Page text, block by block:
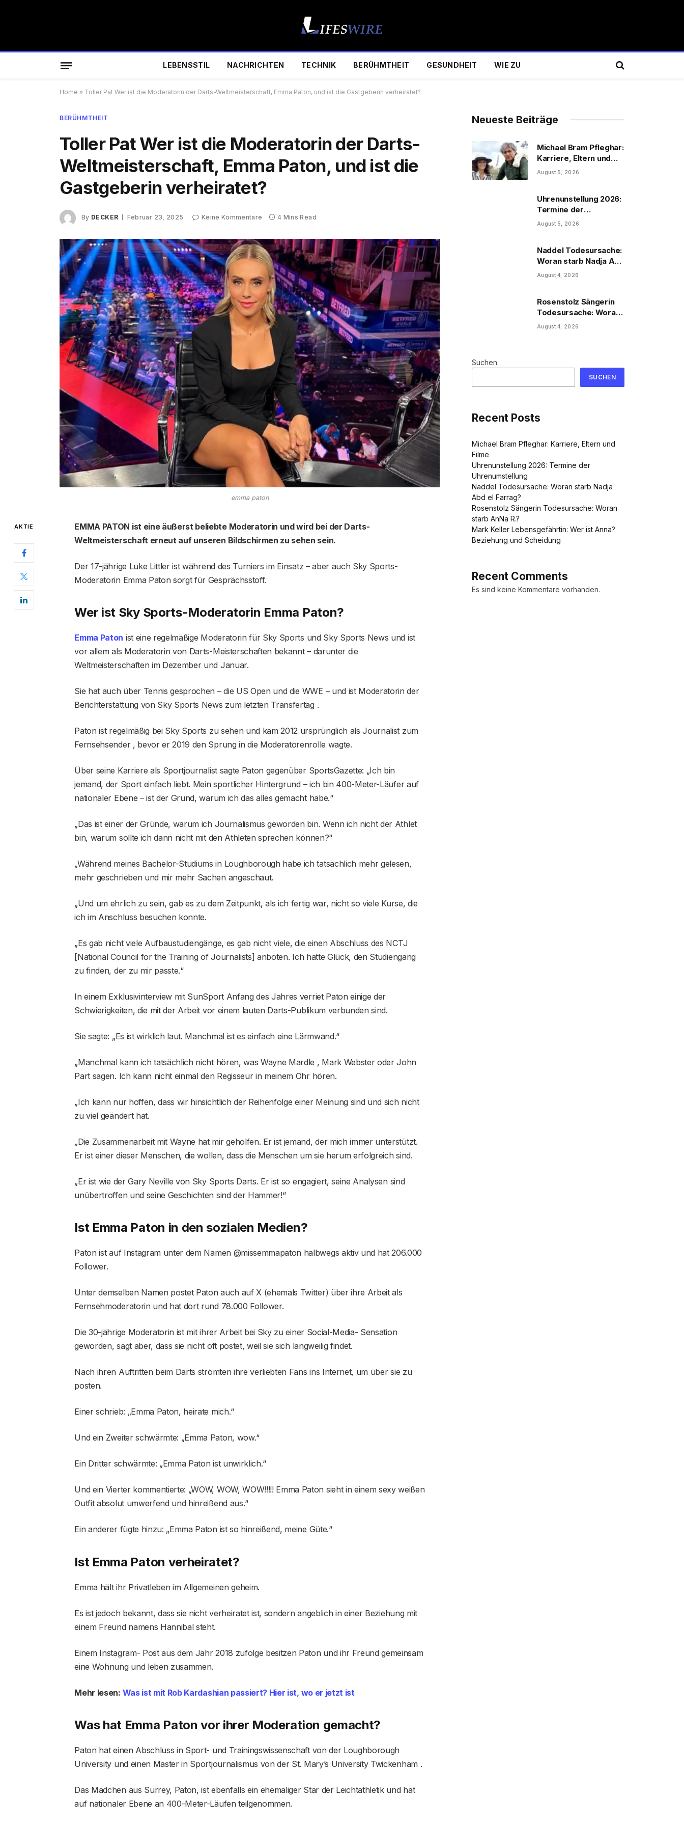
LEBENSSTIL NACHRICHTEN TECHNIK BERÜHMTHEIT GESUNDHEIT WIE ZU
Home » Toller Pat Wer ist die Moderatorin der Darts-Weltmeisterschaft, Emma Paton, und ist die Gastgeberin verheiratet?
BERÜHMTHEIT
Toller Pat Wer ist die Moderatorin der Darts-
Weltmeisterschaft, Emma Paton, und ist die
Gastgeberin verheiratet?
By DECKER Februar 23, 2025 Keine Kommentare 4 Mins Read
emma paton
AKTIE
EMMA PATON ist eine äußerst beliebte Moderatorin und wird bei der Darts-
Weltmeisterschaft erneut auf unseren Bildschirmen zu sehen sein.
Der 17-jährige Luke Littler ist während des Turniers im Einsatz – aber auch Sky Sports-
Moderatorin Emma Paton sorgt für Gesprächsstoff.
Wer ist Sky Sports-Moderatorin Emma Paton?
Emma Paton ist eine regelmäßige Moderatorin für Sky Sports und Sky Sports News und ist
vor allem als Moderatorin von Darts-Meisterschaften bekannt – darunter die
Weltmeisterschaften im Dezember und Januar.
Sie hat auch über Tennis gesprochen – die US Open und die WWE – und ist Moderatorin der
Berichterstattung von Sky Sports News zum letzten Transfertag .
Paton ist regelmäßig bei Sky Sports zu sehen und kam 2012 ursprünglich als Journalist zum
Fernsehsender , bevor er 2019 den Sprung in die Moderatorenrolle wagte.
Über seine Karriere als Sportjournalist sagte Paton gegenüber SportsGazette: „Ich bin
jemand, der Sport einfach liebt. Mein sportlicher Hintergrund – ich bin 400-Meter-Läufer auf
nationaler Ebene – ist der Grund, warum ich das alles gemacht habe.“
„Das ist einer der Gründe, warum ich Journalismus geworden bin. Wenn ich nicht der Athlet
bin, warum sollte ich dann nicht mit den Athleten sprechen können?“
„Während meines Bachelor-Studiums in Loughborough habe ich tatsächlich mehr gelesen,
mehr geschrieben und mir mehr Sachen angeschaut.
„Und um ehrlich zu sein, gab es zu dem Zeitpunkt, als ich fertig war, nicht so viele Kurse, die
ich im Anschluss besuchen konnte.
„Es gab nicht viele Aufbaustudiengänge, es gab nicht viele, die einen Abschluss des NCTJ
[National Council for the Training of Journalists] anboten. Ich hatte Glück, den Studiengang
zu finden, der zu mir passte.“
In einem Exklusivinterview mit SunSport Anfang des Jahres verriet Paton einige der
Schwierigkeiten, die mit der Arbeit vor einem lauten Darts-Publikum verbunden sind.
Sie sagte: „Es ist wirklich laut. Manchmal ist es einfach eine Lärmwand.“
„Manchmal kann ich tatsächlich nicht hören, was Wayne Mardle , Mark Webster oder John
Part sagen. Ich kann nicht einmal den Regisseur in meinem Ohr hören.
„Ich kann nur hoffen, dass wir hinsichtlich der Reihenfolge einer Meinung sind und sich nicht
zu viel geändert hat.
„Die Zusammenarbeit mit Wayne hat mir geholfen. Er ist jemand, der mich immer unterstützt.
Er ist einer dieser Menschen, die wollen, dass die Menschen um sie herum erfolgreich sind.
„Er ist wie der Gary Neville von Sky Sports Darts. Er ist so engagiert, seine Analysen sind
unübertroffen und seine Geschichten sind der Hammer!“
Ist Emma Paton in den sozialen Medien?
Paton ist auf Instagram unter dem Namen @missemmapaton halbwegs aktiv und hat 206.000
Follower.
Unter demselben Namen postet Paton auch auf X (ehemals Twitter) über ihre Arbeit als
Fernsehmoderatorin und hat dort rund 78.000 Follower.
Die 30-jährige Moderatorin ist mit ihrer Arbeit bei Sky zu einer Social-Media- Sensation
geworden, sagt aber, dass sie nicht oft postet, weil sie sich langweilig findet.
Nach ihren Auftritten beim Darts strömten ihre verliebten Fans ins Internet, um über sie zu
posten.
Einer schrieb: „Emma Paton, heirate mich.“
Und ein Zweiter schwärmte: „Emma Paton, wow.“
Ein Dritter schwärmte: „Emma Paton ist unwirklich.“
Und ein Vierter kommentierte: „WOW, WOW, WOW!!!!! Emma Paton sieht in einem sexy weißen
Outfit absolut umwerfend und hinreißend aus.“
Ein anderer fügte hinzu: „Emma Paton ist so hinreißend, meine Güte.“
Ist Emma Paton verheiratet?
Emma hält ihr Privatleben im Allgemeinen geheim.
Es ist jedoch bekannt, dass sie nicht verheiratet ist, sondern angeblich in einer Beziehung mit
einem Freund namens Hannibal steht.
Einem Instagram- Post aus dem Jahr 2018 zufolge besitzen Paton und ihr Freund gemeinsam
eine Wohnung und leben zusammen.
Mehr lesen: Was ist mit Rob Kardashian passiert? Hier ist, wo er jetzt ist
Was hat Emma Paton vor ihrer Moderation gemacht?
Paton hat einen Abschluss in Sport- und Trainingswissenschaft von der Loughborough
University und einen Master in Sportjournalismus von der St. Mary’s University Twickenham .
Das Mädchen aus Surrey, Paton, ist ebenfalls ein ehemaliger Star der Leichtathletik und hat
auf nationaler Ebene an 400-Meter-Läufen teilgenommen.
Neueste Beiträge
Michael Bram Pfleghar:
Karriere, Eltern und
Filme
August 5, 2026
Uhrenunstellung 2026:
Termine der
Uhrenumstellung
August 5, 2026
Naddel Todesursache:
Woran starb Nadja Abd
el Farrag?
August 4, 2026
Rosenstolz Sängerin
Todesursache: Woran
starb AnNa R.?
August 4, 2026
Suchen
SUCHEN
Recent Posts
Michael Bram Pfleghar: Karriere, Eltern und
Filme
Uhrenunstellung 2026: Termine der
Uhrenumstellung
Naddel Todesursache: Woran starb Nadja
Abd el Farrag?
Rosenstolz Sängerin Todesursache: Woran
starb AnNa R.?
Mark Keller Lebensgefährtin: Wer ist Anna?
Beziehung und Scheidung
Recent Comments
Es sind keine Kommentare vorhanden.